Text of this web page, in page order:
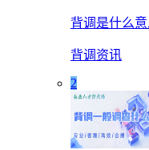
背调是什么
背调资讯
2